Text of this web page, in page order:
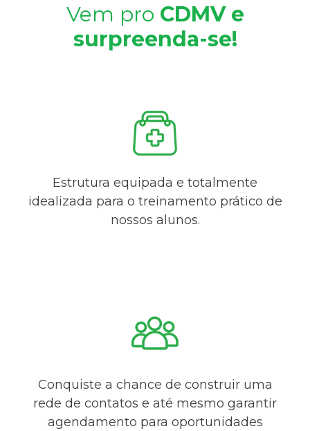
Vem pro CDMV e
surpreenda-se!
Estrutura equipada e totalmente
idealizada para o treinamento prático de
nossos alunos.
Conquiste a chance de construir uma
rede de contatos e até mesmo garantir
agendamento para oportunidades